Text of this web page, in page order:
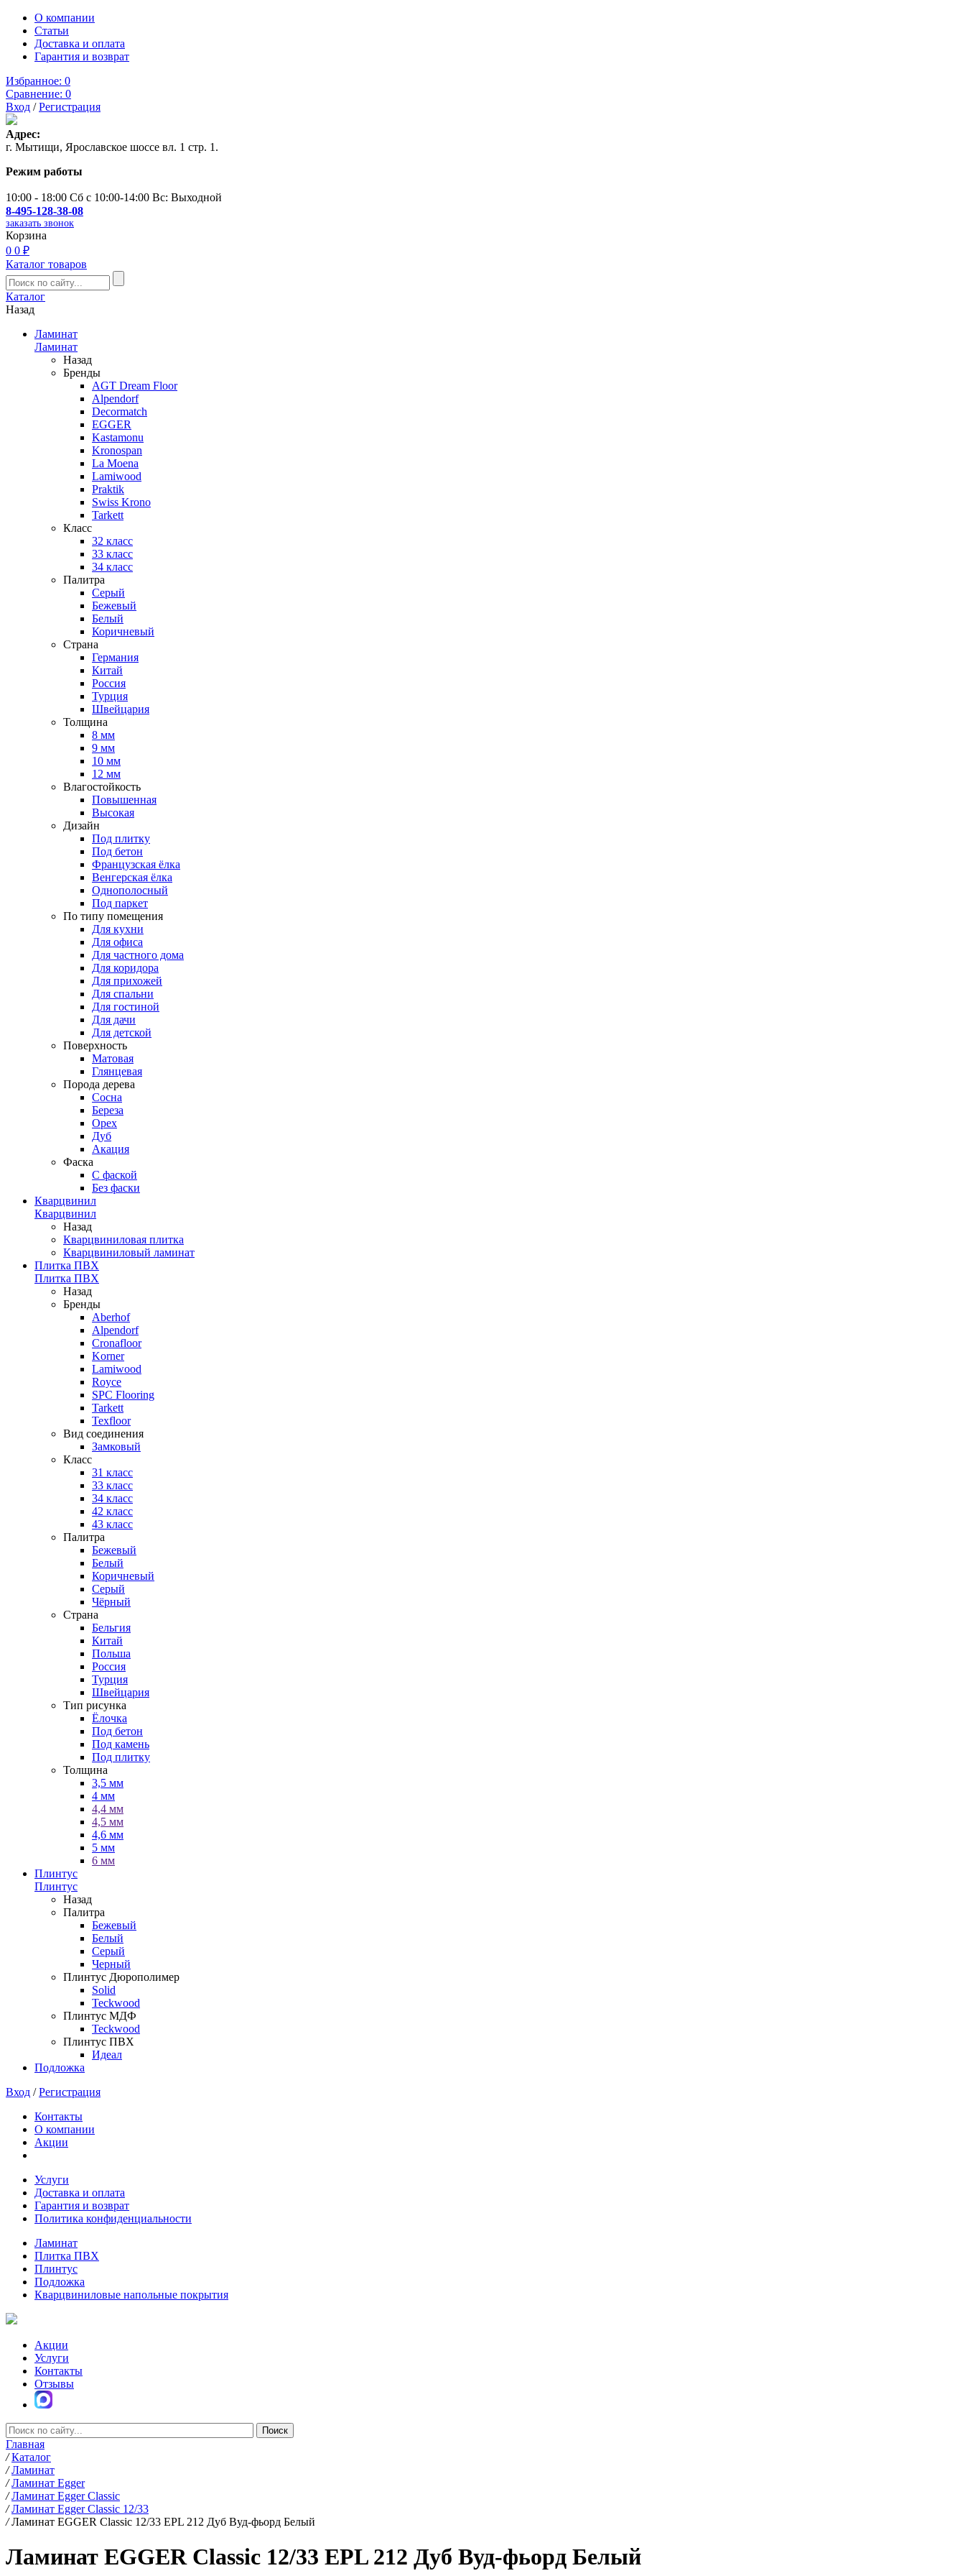
О компании
Статьи
Доставка и оплата
Гарантия и возврат
Избранное: 0
Сравнение: 0
Вход /Регистрация
Адрес:
г. Мытищи, Ярославское шоссе вл. 1 стр. 1.
Режим работы
10:00 - 18:00 Сб с 10:00-14:00 Вс: Выходной
8-495-128-38-08
заказать звонок
Корзина
0 0 ₽
Каталог товаров
Каталог
Назад
Ламинат
Ламинат
Назад
Бренды
AGT Dream Floor
Alpendorf
Decormatch
EGGER
Kastamonu
Kronospan
La Moena
Lamiwood
Praktik
Swiss Krono
Tarkett
Класс
32 класс
33 класс
34 класс
Палитра
Серый
Бежевый
Белый
Коричневый
Страна
Германия
Китай
Россия
Турция
Швейцария
Толщина
8 мм
9 мм
10 мм
12 мм
Влагостойкость
Повышенная
Высокая
Дизайн
Под плитку
Под бетон
Французская ёлка
Венгерская ёлка
Однополосный
Под паркет
По типу помещения
Для кухни
Для офиса
Для частного дома
Для коридора
Для прихожей
Для спальни
Для гостиной
Для дачи
Для детской
Поверхность
Матовая
Глянцевая
Порода дерева
Сосна
Береза
Орех
Дуб
Акация
Фаска
С фаской
Без фаски
Кварцвинил
Кварцвинил
Назад
Кварцвиниловая плитка
Кварцвиниловый ламинат
Плитка ПВХ
Плитка ПВХ
Назад
Бренды
Aberhof
Alpendorf
Cronafloor
Korner
Lamiwood
Royce
SPC Flooring
Tarkett
Texfloor
Вид соединения
Замковый
Класс
31 класс
33 класс
34 класс
42 класс
43 класс
Палитра
Бежевый
Белый
Коричневый
Серый
Чёрный
Страна
Бельгия
Китай
Польша
Россия
Турция
Швейцария
Тип рисунка
Ёлочка
Под бетон
Под камень
Под плитку
Толщина
3,5 мм
4 мм
4,4 мм
4,5 мм
4,6 мм
5 мм
6 мм
Плинтус
Плинтус
Назад
Палитра
Бежевый
Белый
Серый
Черный
Плинтус Дюрополимер
Solid
Teckwood
Плинтус МДФ
Teckwood
Плинтус ПВХ
Идеал
Подложка
Вход /Регистрация
Контакты
О компании
Акции
Услуги
Доставка и оплата
Гарантия и возврат
Политика конфиденциальности
Ламинат
Плитка ПВХ
Плинтус
Подложка
Кварцвиниловые напольные покрытия
Акции
Услуги
Контакты
Отзывы
Главная
/ Каталог
/ Ламинат
/ Ламинат Egger
/ Ламинат Egger Classic
/ Ламинат Egger Classic 12/33
/ Ламинат EGGER Classic 12/33 EPL 212 Дуб Вуд-фьорд Белый
Ламинат EGGER Classic 12/33 EPL 212 Дуб Вуд-фьорд Белый